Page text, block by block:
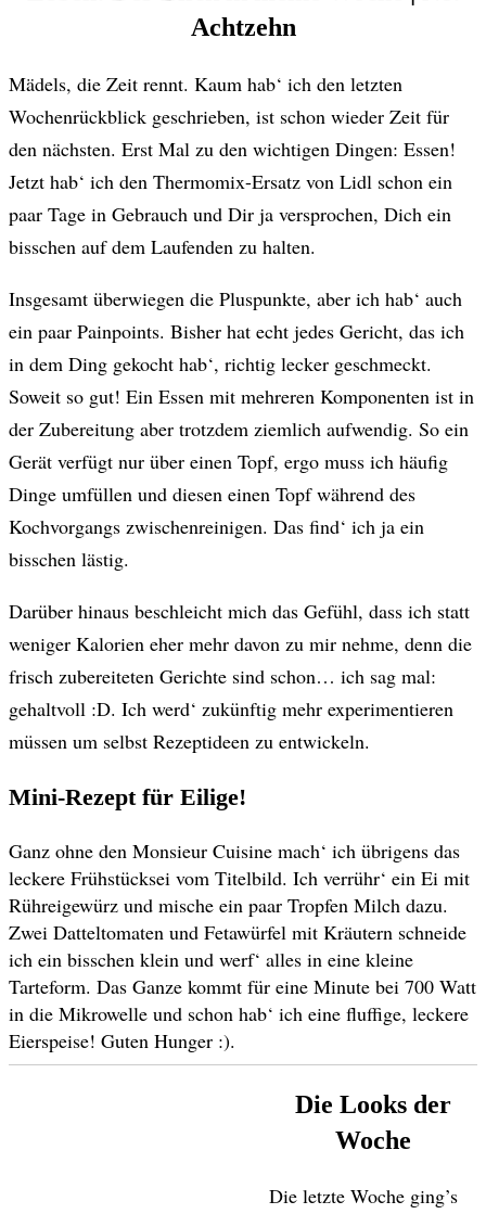
Achtzehn
Mädels, die Zeit rennt. Kaum hab‘ ich den letzten
Wochenrückblick geschrieben, ist schon wieder Zeit für
den nächsten. Erst Mal zu den wichtigen Dingen: Essen!
Jetzt hab‘ ich den Thermomix-Ersatz von Lidl schon ein
paar Tage in Gebrauch und Dir ja versprochen, Dich ein
bisschen auf dem Laufenden zu halten.
Insgesamt überwiegen die Pluspunkte, aber ich hab‘ auch
ein paar Painpoints. Bisher hat echt jedes Gericht, das ich
in dem Ding gekocht hab‘, richtig lecker geschmeckt.
Soweit so gut! Ein Essen mit mehreren Komponenten ist in
der Zubereitung aber trotzdem ziemlich aufwendig. So ein
Gerät verfügt nur über einen Topf, ergo muss ich häufig
Dinge umfüllen und diesen einen Topf während des
Kochvorgangs zwischenreinigen. Das find‘ ich ja ein
bisschen lästig.
Darüber hinaus beschleicht mich das Gefühl, dass ich statt
weniger Kalorien eher mehr davon zu mir nehme, denn die
frisch zubereiteten Gerichte sind schon… ich sag mal:
gehaltvoll :D. Ich werd‘ zukünftig mehr experimentieren
müssen um selbst Rezeptideen zu entwickeln.
Mini-Rezept für Eilige!
Ganz ohne den Monsieur Cuisine mach‘ ich übrigens das
leckere Frühstücksei vom Titelbild. Ich verrühr‘ ein Ei mit
Rühreigewürz und mische ein paar Tropfen Milch dazu.
Zwei Datteltomaten und Fetawürfel mit Kräutern schneide
ich ein bisschen klein und werf‘ alles in eine kleine
Tarteform. Das Ganze kommt für eine Minute bei 700 Watt
in die Mikrowelle und schon hab‘ ich eine fluffige, leckere
Eierspeise! Guten Hunger :).
Die Looks der
Woche
Die letzte Woche ging’s